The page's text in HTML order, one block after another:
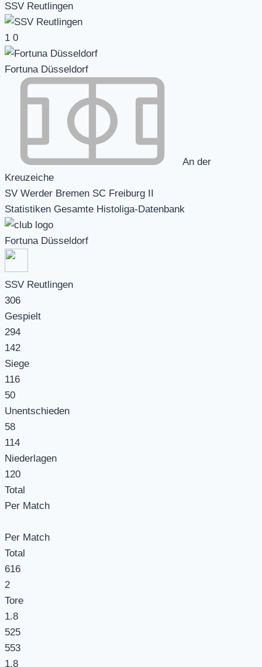
SSV Reutlingen
1 0
Fortuna Düsseldorf
An der
Kreuzeiche
SV Werder Bremen SC Freiburg II
Statistiken Gesamte Histoliga-Datenbank
Fortuna Düsseldorf
SSV Reutlingen
306
Gespielt
294
142
Siege
116
50
Unentschieden
58
114
Niederlagen
120
Total
Per Match
Per Match
Total
616
2
Tore
1.8
525
553
1.8